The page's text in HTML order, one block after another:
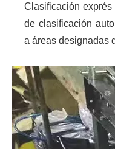
Clasificación
de clasificación
a áreas designadas